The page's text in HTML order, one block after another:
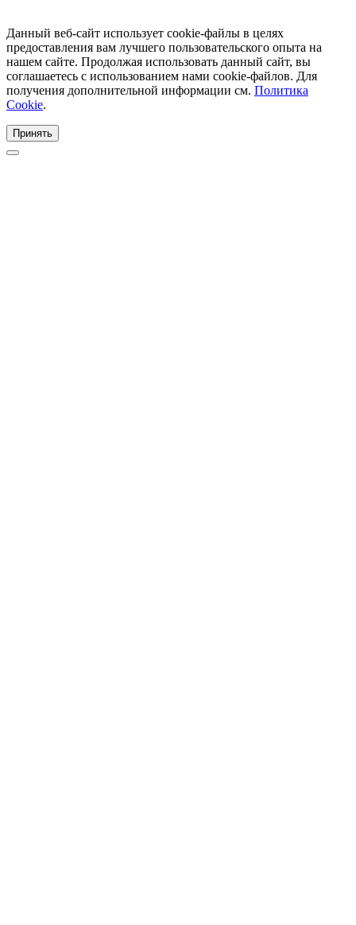
Данный веб-сайт использует cookie-файлы в целях
предоставления вам лучшего пользовательского опыта на
нашем сайте. Продолжая использовать данный сайт, вы
соглашаетесь с использованием нами cookie-файлов. Для
получения дополнительной информации см. Политика
Cookie.
Принять